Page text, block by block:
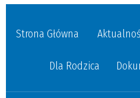
Strona Główna
Dla Rodzica